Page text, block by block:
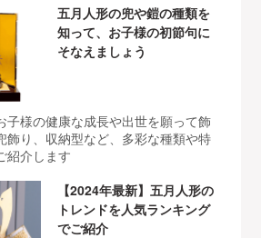
五月人形の兜や鎧の種類を
知って、お子様の初節句に
そなえましょう
子様の健康な成長や出世を願って飾
飾り、収納型など、多彩な種類や特
紹介します
【2024年最新】五月人形の
トレンドを人気ランキング
でご紹介